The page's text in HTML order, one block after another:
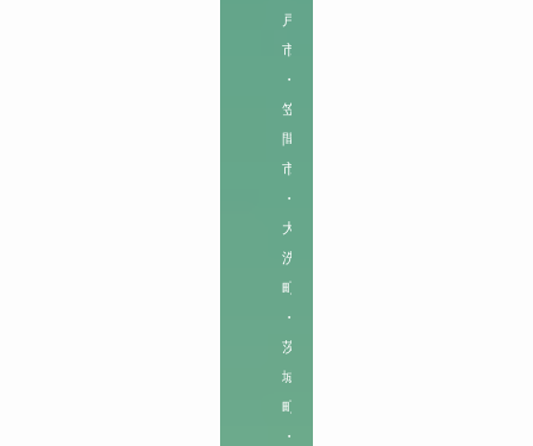
戸
市
・
笠
間
市
・
大
洗
町
・
茨
城
町
・